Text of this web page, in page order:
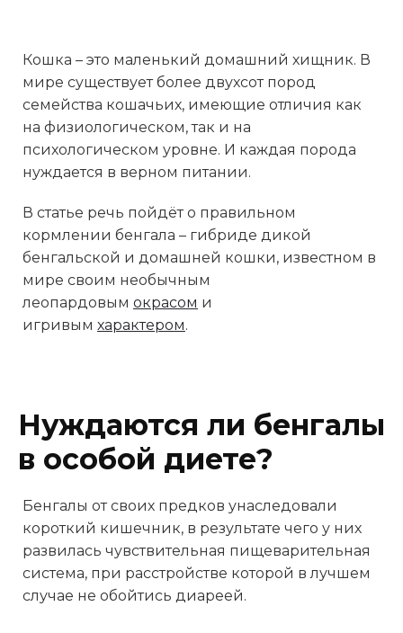
Кошка – это маленький домашний хищник. В
мире существует более двухсот пород
семейства кошачьих, имеющие отличия как
на физиологическом, так и на
психологическом уровне. И каждая порода
нуждается в верном питании.
В статье речь пойдёт о правильном
кормлении бенгала – гибриде дикой
бенгальской и домашней кошки, известном в
мире своим необычным
леопардовым окрасом и
игривым характером.
Нуждаются ли бенгалы
в особой диете?
Бенгалы от своих предков унаследовали
короткий кишечник, в результате чего у них
развилась чувствительная пищеварительная
система, при расстройстве которой в лучшем
случае не обойтись диареей.